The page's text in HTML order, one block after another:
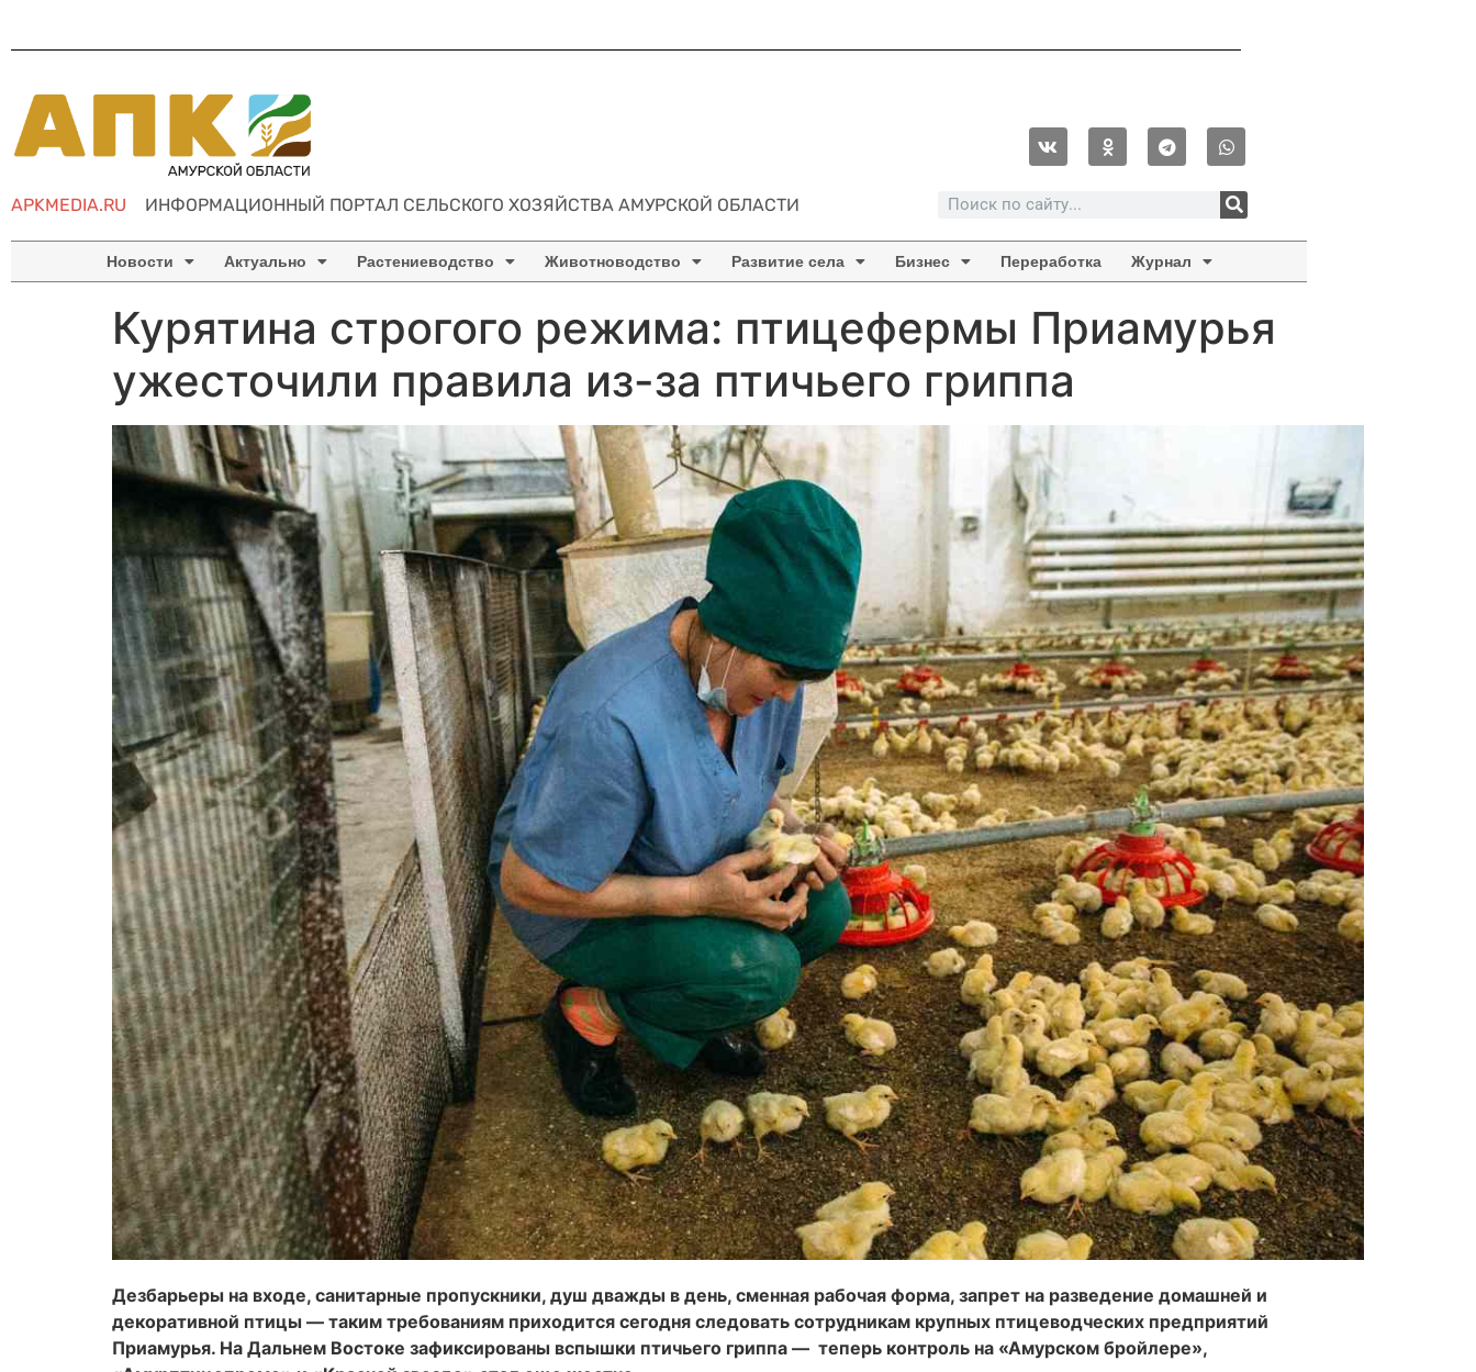
APKMEDIA.RU ИНФОРМАЦИОННЫЙ ПОРТАЛ СЕЛЬСКОГО ХОЗЯЙСТВА АМУРСКОЙ ОБЛАСТИ
Новости Актуально Растениеводство Животноводство Развитие села Бизнес Переработка Журнал
Курятина строгого режима: птицефермы Приамурья
ужесточили правила из-за птичьего гриппа
Дезбарьеры на входе, санитарные пропускники, душ дважды в день, сменная рабочая форма, запрет на разведение домашней и
декоративной птицы — таким требованиям приходится сегодня следовать сотрудникам крупных птицеводческих предприятий
Приамурья. На Дальнем Востоке зафиксированы вспышки птичьего гриппа — теперь контроль на «Амурском бройлере»,